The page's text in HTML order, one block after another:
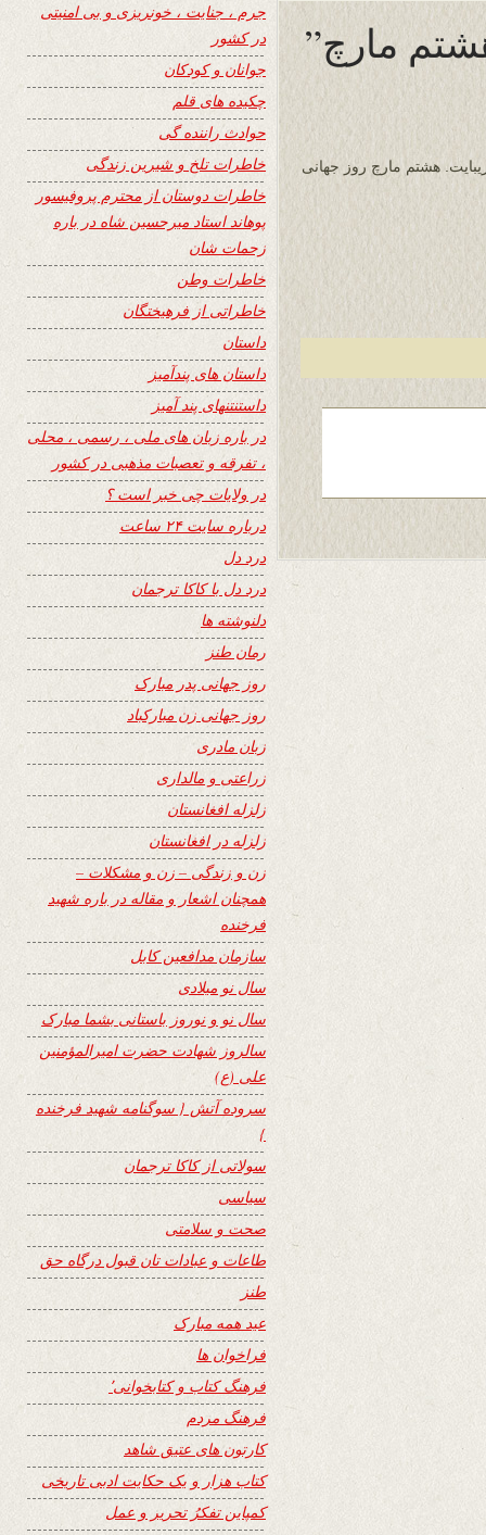
مارچ”
هشتم مارچ روز جهانی
جرم ، جنایت ، خونریزی و بی امنیتی
در کشور
جوانان و کودکان
چکیده های قلم
حوادث راننده گی
خاطرات تلخ و شیرین زندگی
خاطرات دوستان از محترم پروفیسور
پوهاند استاد میرحسین شاه در باره
زحمات شان
خاطرات وطن
خاطراتی از فرهیختگان
داستان
داستان های پندآمیز
داستنتنهای پند آمیز
در باره زبان های ملی ، رسمی ، محلی
، تفرقه و تعصبات مذهبی در کشور
در ولایات چی خبر است ؟
درباره سایت ۲۴ ساعت
درد دل
درد دل با کاکا ترجمان
دلنوشته ها
رمان طنز
روز جهانی پدر مبارک
روز جهانی زن مبارکباد
زبان مادری
زراعتی و مالداری
زلزله افغانستان
زلزله در افغانستان
زن و زندگی – زن و مشکلات –
همچنان اشعار و مقاله در باره شهید
فرخنده
سازمان مدافعین کابل
سال نو میلادی
سال نو و نوروز باستانی بشما مبارک
سالروز شهادت حضرت امیرالمؤمنین
علی (ع)
سروده آتش { سوگنامه شهید فرخنده
}
سولاتی از کاکا ترجمان
سیاسی
صحت و سلامتی
طاعات و عبادات تان قبول درگاه حق
طنز
عید همه مبارک
فراخوان ها
فرهنگ کتاب و کتابخوانی٬
فرهنگ مردم
کارتون های عتیق شاهد
کتاب هزار و یک حکایت ادبی تاریخی
کمپاین تفکرُ تحریر و عمل